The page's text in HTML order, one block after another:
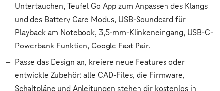
Untertauchen, Teufel Go App zum Anpassen des Klangs
und des Battery Care Modus, USB-Soundcard für
Playback am Notebook, 3,5-mm-Klinkeneingang, USB-C-
Powerbank-Funktion, Google Fast Pair.
Passe das Design an, kreiere neue Features oder
entwickle Zubehör: alle CAD-Files, die Firmware,
Schaltpläne und Anleitungen stehen dir kostenlos in